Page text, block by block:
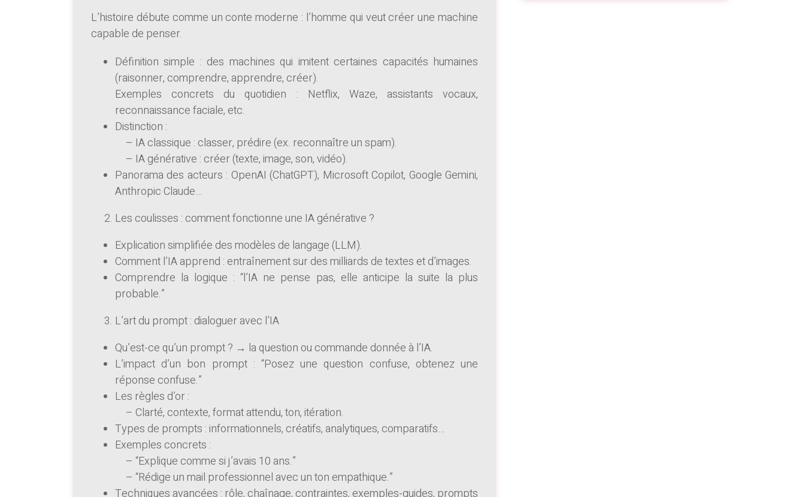
L’histoire débute comme un conte moderne : l’homme qui veut créer une machine
capable de penser.
Définition simple : des machines qui imitent certaines capacités humaines
(raisonner, comprendre, apprendre, créer).
Exemples concrets du quotidien : Netflix, Waze, assistants vocaux,
reconnaissance faciale, etc.
Distinction :
– IA classique : classer, prédire (ex. reconnaître un spam).
– IA générative : créer (texte, image, son, vidéo).
Panorama des acteurs : OpenAI (ChatGPT), Microsoft Copilot, Google Gemini,
Anthropic Claude…
Les coulisses : comment fonctionne une IA générative ?
Explication simplifiée des modèles de langage (LLM).
Comment l’IA apprend : entraînement sur des milliards de textes et d’images.
Comprendre la logique : “l’IA ne pense pas, elle anticipe la suite la plus
probable.”
L’art du prompt : dialoguer avec l’IA
Qu’est-ce qu’un prompt ? → la question ou commande donnée à l’IA.
L’impact d’un bon prompt : “Posez une question confuse, obtenez une
réponse confuse.”
Les règles d’or :
– Clarté, contexte, format attendu, ton, itération.
Types de prompts : informationnels, créatifs, analytiques, comparatifs…
Exemples concrets :
– “Explique comme si j’avais 10 ans.”
– “Rédige un mail professionnel avec un ton empathique.”